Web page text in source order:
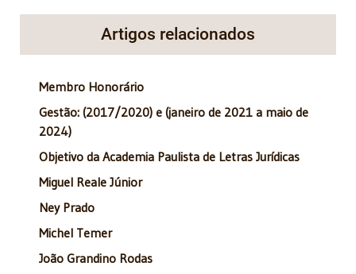
Artigos relacionados
Membro Honorário
Gestão: (2017/2020) e (janeiro de 2021 a maio de
2024)
Objetivo da Academia Paulista de Letras Jurídicas
Miguel Reale Júnior
Ney Prado
Michel Temer
João Grandino Rodas